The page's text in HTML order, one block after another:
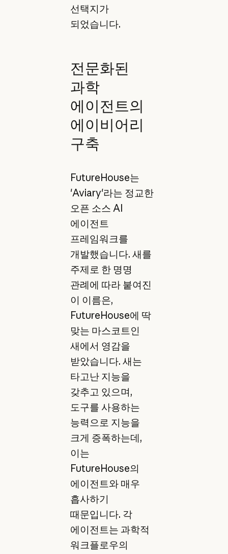
선택지가
되었습니다.
전문화된
과학
에이전트의
에이비어리
구축
FutureHouse는
'Aviary'라는 정교한
오픈 소스 AI
에이전트
프레임워크를
개발했습니다. 새를
주제로 한 명명
관례에 따라 붙여진
이 이름은,
FutureHouse에 딱
맞는 마스코트인
새에서 영감을
받았습니다. 새는
타고난 지능을
갖추고 있으며,
도구를 사용하는
능력으로 지능을
크게 증폭하는데,
이는
FutureHouse의
에이전트와 매우
흡사하기
때문입니다. 각
에이전트는 과학적
워크플로우의